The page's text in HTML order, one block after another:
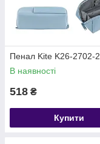
Пенал Kite K26-2702-2
В наявності
518 ₴
Купити